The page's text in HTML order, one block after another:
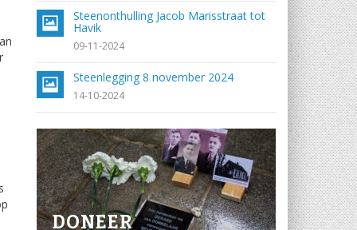
Steenonthulling Jacob Marisstraat tot
Havik
09-11-2024
Steenlegging 8 november 2024
14-10-2024
DONEER